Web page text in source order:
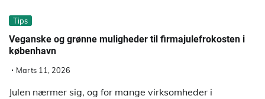
Tips
Veganske og grønne muligheder til firmajulefrokosten i
københavn
Marts 11, 2026
Julen nærmer sig, og for mange virksomheder i